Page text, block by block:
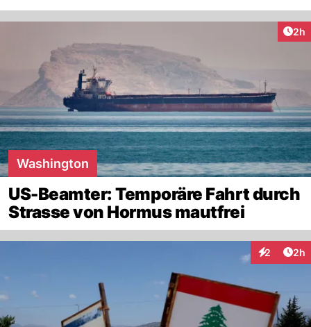
2h
Washington
US-Beamter: Temporäre Fahrt durch
Strasse von Hormus mautfrei
2 2h